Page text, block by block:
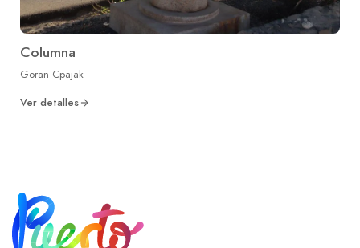
Columna
Goran Cpajak
Ver detalles